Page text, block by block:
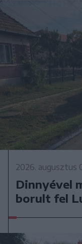
2026. augusztus
Dinnyével
borult fel